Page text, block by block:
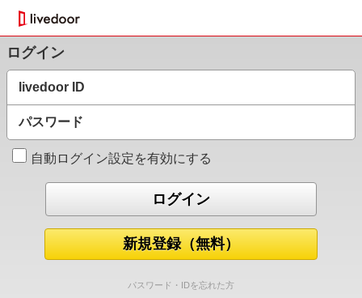
ログイン
livedoor ID
パスワード
自動ログイン設定を有効にする
新規登録（無料）
パスワード・IDを忘れた方